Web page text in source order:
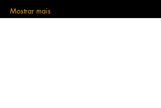
Mostrar mais